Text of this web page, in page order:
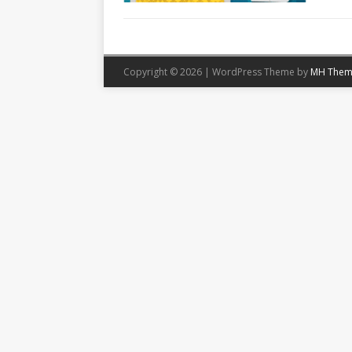
Copyright © 2026 | WordPress Theme by MH